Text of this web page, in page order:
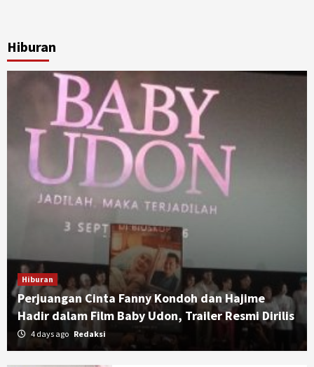
Hiburan
Hiburan
Perjuangan Cinta Fanny Kondoh dan Hajime
Hadir dalam Film Baby Udon, Trailer Resmi Dirilis
4 days ago Redaksi